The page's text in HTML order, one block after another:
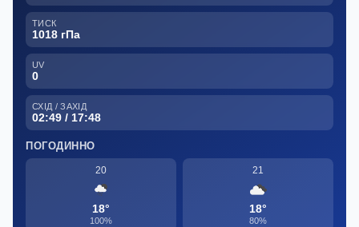
ТИСК
1018 гПа
UV
0
СХІД / ЗАХІД
02:49 / 17:48
ПОГОДИННО
20
18°
100%
21
18°
80%